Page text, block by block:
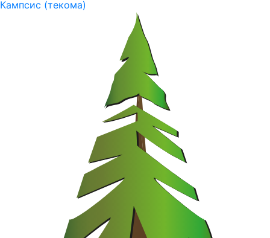
Кампсис (текома)